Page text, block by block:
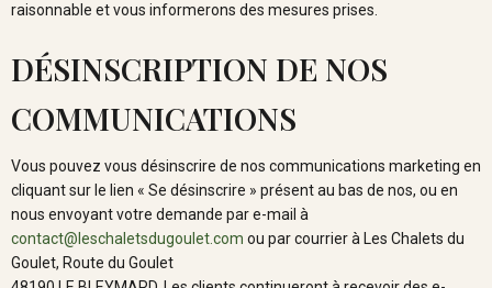
raisonnable et vous informerons des mesures prises.
DÉSINSCRIPTION DE NOS
COMMUNICATIONS
Vous pouvez vous désinscrire de nos communications marketing en
cliquant sur le lien « Se désinscrire » présent au bas de nos, ou en
nous envoyant votre demande par e-mail à
contact@leschaletsdugoulet.com ou par courrier à Les Chalets du
Goulet, Route du Goulet